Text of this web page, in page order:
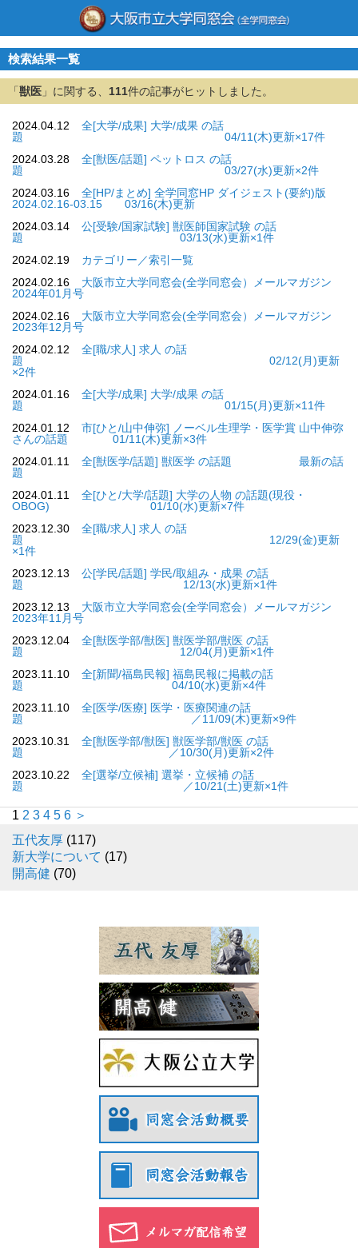
検索結果一覧
「 獣医 」に関する、 111件の記事がヒットしました。
2024.04.12
全[大学/成果] 大学/成果 の話
題 04/11(木)更新×17件
2024.03.28
全[獣医/話題] ペットロス の話
題 03/27(水)更新×2件
2024.03.16
全[HP/まとめ] 全学同窓HP ダイジェスト(要約)版
2024.02.16-03.15 03/16(木)更新
2024.03.14
公[受験/国家試験] 獣医師国家試験 の話
題 03/13(水)更新×1件
2024.02.19
カテゴリー／索引一覧
2024.02.16
大阪市立大学同窓会(全学同窓会）メールマガジン
2024年01月号
2024.02.16
大阪市立大学同窓会(全学同窓会）メールマガジン
2023年12月号
2024.02.12
全[職/求人] 求人 の話
題 02/12(月)更新
×2件
2024.01.16
全[大学/成果] 大学/成果 の話
題 01/15(月)更新×11件
2024.01.12
市[ひと/山中伸弥] ノーベル生理学・医学賞 山中伸弥
さんの話題 01/11(木)更新×3件
2024.01.11
全[獣医学/話題] 獣医学 の話題 最新の話
題
2024.01.11
全[ひと/大学/話題] 大学の人物 の話題(現役・
OBOG) 01/10(水)更新×7件
2023.12.30
全[職/求人] 求人 の話
題 12/29(金)更新
×1件
2023.12.13
公[学民/話題] 学民/取組み・成果 の話
題 12/13(水)更新×1件
2023.12.13
大阪市立大学同窓会(全学同窓会）メールマガジン
2023年11月号
2023.12.04
全[獣医学部/獣医] 獣医学部/獣医 の話
題 12/04(月)更新×1件
2023.11.10
全[新聞/福島民報] 福島民報に掲載の話
題 04/10(水)更新×4件
2023.11.10
全[医学/医療] 医学・医療関連の話
題 ／11/09(木)更新×9件
2023.10.31
全[獣医学部/獣医] 獣医学部/獣医 の話
題 ／10/30(月)更新×2件
2023.10.22
全[選挙/立候補] 選挙・立候補 の話
題 ／10/21(土)更新×1件
1 2 3 4 5 6 ＞
五代友厚 (117)
新大学について (17)
開高健 (70)